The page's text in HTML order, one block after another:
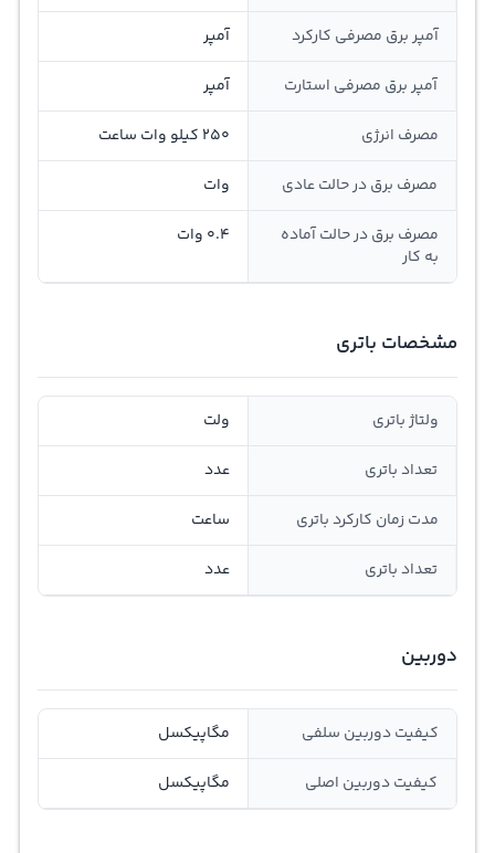
آمپر برق مصرفی کارکرد آمپر
آمپر برق مصرفی استارت آمپر
مصرف انرژی 250 کیلو وات ساعت
مصرف برق در حالت عادی وات
مصرف برق در حالت آماده
به کار
0.4 وات
مشخصات باتری
ولتاژ باتری ولت
تعداد باتری عدد
مدت زمان کارکرد باتری ساعت
تعداد باتری عدد
دوربین
کیفیت دوربین سلفی مگاپیکسل
کیفیت دوربین اصلی مگاپیکسل